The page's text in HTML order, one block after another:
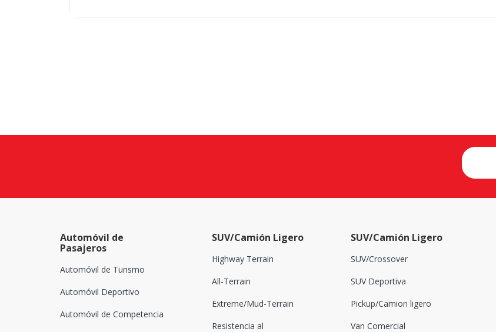
Automóvil de
Pasajeros
Automóvil de Turismo
Automóvil Deportivo
Automóvil de Competencia
SUV/Camión Ligero
Highway Terrain
All-Terrain
Extreme/Mud-Terrain
Resistencia al
SUV/Camión Ligero
SUV/Crossover
SUV Deportiva
Pickup/Camion ligero
Van Comercial